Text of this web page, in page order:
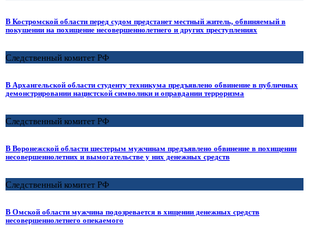
В Костромской области перед судом предстанет местный житель, обвиняемый в
покушении на похищение несовершеннолетнего и других преступлениях
Следственный комитет РФ
В Архангельской области студенту техникума предъявлено обвинение в публичных
демонстрировании нацистской символики и оправдании терроризма
Следственный комитет РФ
В Воронежской области шестерым мужчинам предъявлено обвинение в похищении
несовершеннолетних и вымогательстве у них денежных средств
Следственный комитет РФ
В Омской области мужчина подозревается в хищении денежных средств
несовершеннолетнего опекаемого